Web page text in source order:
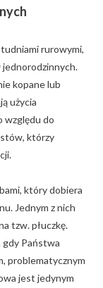
rurowymi,
jednorodzinnych.
kopane lub
użycia
względu do
którzy
który dobiera
Jednym z nich
tzw. płuczkę.
gdy Państwa
problematycznym
jest jedynym